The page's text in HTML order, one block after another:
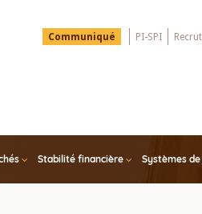
Menu
Top
Communiqué PI-SPI
Stabilité financière Systèmes